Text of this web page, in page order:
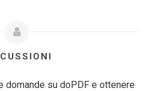
domande su doPDF e ottenere